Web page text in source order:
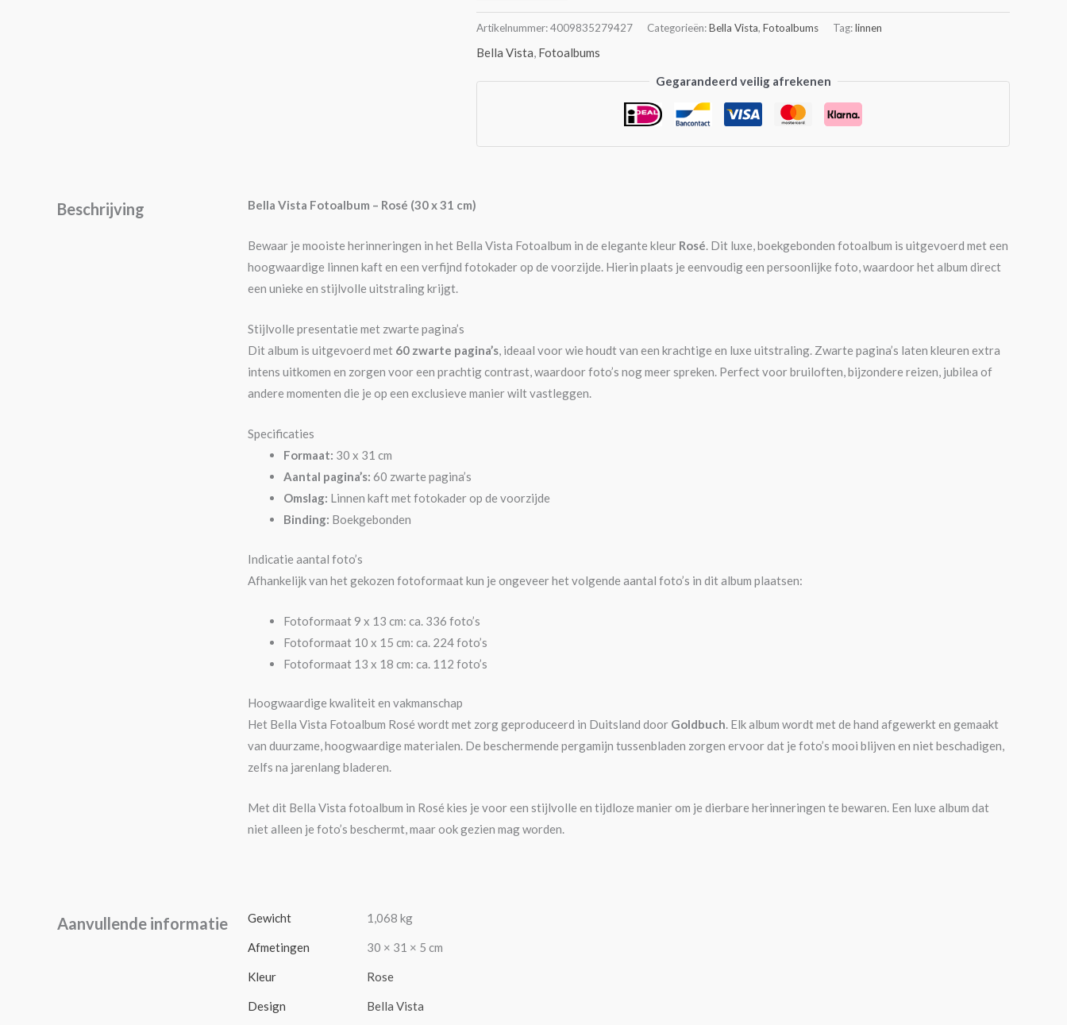
Artikelnummer:4009835279427 Categorieën:Bella Vista, Fotoalbums Tag:linnen
Bella Vista, Fotoalbums
Gegarandeerd veilig afrekenen
Beschrijving Bella Vista Fotoalbum – Rosé (30 x 31 cm)
Bewaar je mooiste herinneringen in het Bella Vista Fotoalbum in de elegante kleur Rosé. Dit luxe, boekgebonden fotoalbum is uitgevoerd met een
hoogwaardige linnen kaft en een verfijnd fotokader op de voorzijde. Hierin plaats je eenvoudig een persoonlijke foto, waardoor het album direct
een unieke en stijlvolle uitstraling krijgt.
Stijlvolle presentatie met zwarte pagina’s
Dit album is uitgevoerd met 60 zwarte pagina’s, ideaal voor wie houdt van een krachtige en luxe uitstraling. Zwarte pagina’s laten kleuren extra
intens uitkomen en zorgen voor een prachtig contrast, waardoor foto’s nog meer spreken. Perfect voor bruiloften, bijzondere reizen, jubilea of
andere momenten die je op een exclusieve manier wilt vastleggen.
Specificaties
Formaat: 30 x 31 cm
Aantal pagina’s: 60 zwarte pagina’s
Omslag: Linnen kaft met fotokader op de voorzijde
Binding: Boekgebonden
Indicatie aantal foto’s
Afhankelijk van het gekozen fotoformaat kun je ongeveer het volgende aantal foto’s in dit album plaatsen:
Fotoformaat 9 x 13 cm: ca. 336 foto’s
Fotoformaat 10 x 15 cm: ca. 224 foto’s
Fotoformaat 13 x 18 cm: ca. 112 foto’s
Hoogwaardige kwaliteit en vakmanschap
Het Bella Vista Fotoalbum Rosé wordt met zorg geproduceerd in Duitsland door Goldbuch. Elk album wordt met de hand afgewerkt en gemaakt
van duurzame, hoogwaardige materialen. De beschermende pergamijn tussenbladen zorgen ervoor dat je foto’s mooi blijven en niet beschadigen,
zelfs na jarenlang bladeren.
Met dit Bella Vista fotoalbum in Rosé kies je voor een stijlvolle en tijdloze manier om je dierbare herinneringen te bewaren. Een luxe album dat
niet alleen je foto’s beschermt, maar ook gezien mag worden.
Aanvullende informatie Gewicht 1,068 kg
Afmetingen 30 × 31 × 5 cm
Kleur Rose
Design Bella Vista